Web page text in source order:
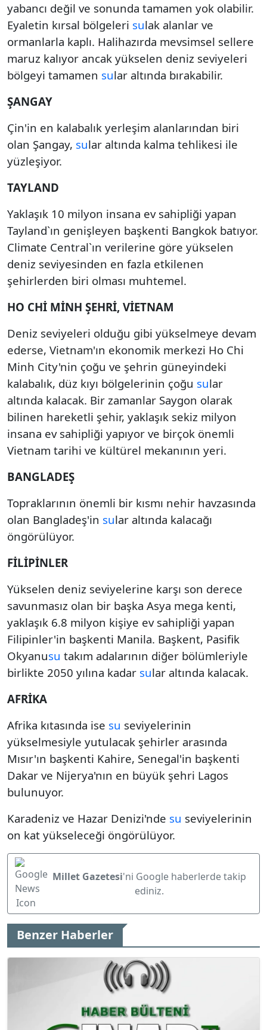
yabancı değil ve sonunda tamamen yok olabilir.
Eyaletin kırsal bölgeleri sulak alanlar ve
ormanlarla kaplı. Halihazırda mevsimsel sellere
maruz kalıyor ancak yükselen deniz seviyeleri
bölgeyi tamamen sular altında bırakabilir.
ŞANGAY
Çin'in en kalabalık yerleşim alanlarından biri
olan Şangay, sular altında kalma tehlikesi ile
yüzleşiyor.
TAYLAND
Yaklaşık 10 milyon insana ev sahipliği yapan
Tayland`ın genişleyen başkenti Bangkok batıyor.
Climate Central`ın verilerine göre yükselen
deniz seviyesinden en fazla etkilenen
şehirlerden biri olması muhtemel.
HO CHİ MİNH ŞEHRİ, VİETNAM
Deniz seviyeleri olduğu gibi yükselmeye devam
ederse, Vietnam'ın ekonomik merkezi Ho Chi
Minh City'nin çoğu ve şehrin güneyindeki
kalabalık, düz kıyı bölgelerinin çoğu sular
altında kalacak. Bir zamanlar Saygon olarak
bilinen hareketli şehir, yaklaşık sekiz milyon
insana ev sahipliği yapıyor ve birçok önemli
Vietnam tarihi ve kültürel mekanının yeri.
BANGLADEŞ
Topraklarının önemli bir kısmı nehir havzasında
olan Bangladeş'in sular altında kalacağı
öngörülüyor.
FİLİPİNLER
Yükselen deniz seviyelerine karşı son derece
savunmasız olan bir başka Asya mega kenti,
yaklaşık 6.8 milyon kişiye ev sahipliği yapan
Filipinler'in başkenti Manila. Başkent, Pasifik
Okyanusu takım adalarının diğer bölümleriyle
birlikte 2050 yılına kadar sular altında kalacak.
AFRİKA
Afrika kıtasında ise su seviyelerinin
yükselmesiyle yutulacak şehirler arasında
Mısır'ın başkenti Kahire, Senegal'in başkenti
Dakar ve Nijerya'nın en büyük şehri Lagos
bulunuyor.
Karadeniz ve Hazar Denizi'nde su seviyelerinin
on kat yükseleceği öngörülüyor.
Millet Gazetesi'ni Google haberlerde takip
ediniz.
Benzer Haberler